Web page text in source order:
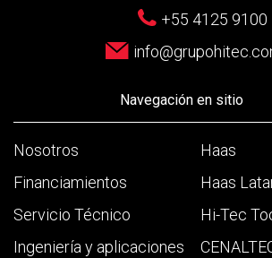
+55 4125 9100
Navegación en sitio
Nosotros
Financiamientos
Servicio Técnico
Ingeniería y aplicaciones
Haas
Haas
Hi-Tec